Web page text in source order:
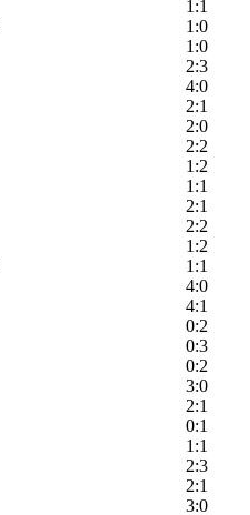
1:1
1:0
1:0
2:3
4:0
2:1
2:0
2:2
1:2
1:1
2:1
2:2
1:2
1:1
4:0
4:1
0:2
0:3
0:2
3:0
2:1
0:1
1:1
2:3
2:1
3:0